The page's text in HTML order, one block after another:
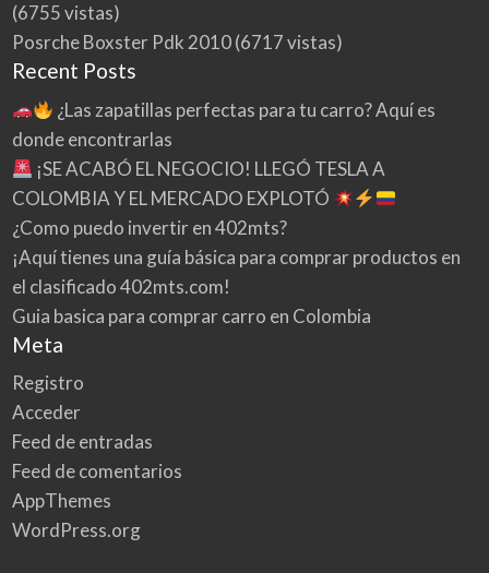
(6755 vistas)
Posrche Boxster Pdk 2010(6717 vistas)
Recent Posts
¿Las zapatillas perfectas para tu carro? Aquí es
donde encontrarlas
¡SE ACABÓ EL NEGOCIO! LLEGÓ TESLA A
COLOMBIA Y EL MERCADO EXPLOTÓ
¿Como puedo invertir en 402mts?
¡Aquí tienes una guía básica para comprar productos en
el clasificado 402mts.com!
Guia basica para comprar carro en Colombia
Meta
Registro
Acceder
Feed de entradas
Feed de comentarios
AppThemes
WordPress.org